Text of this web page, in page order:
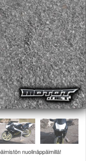
nuolinäppäimillä!